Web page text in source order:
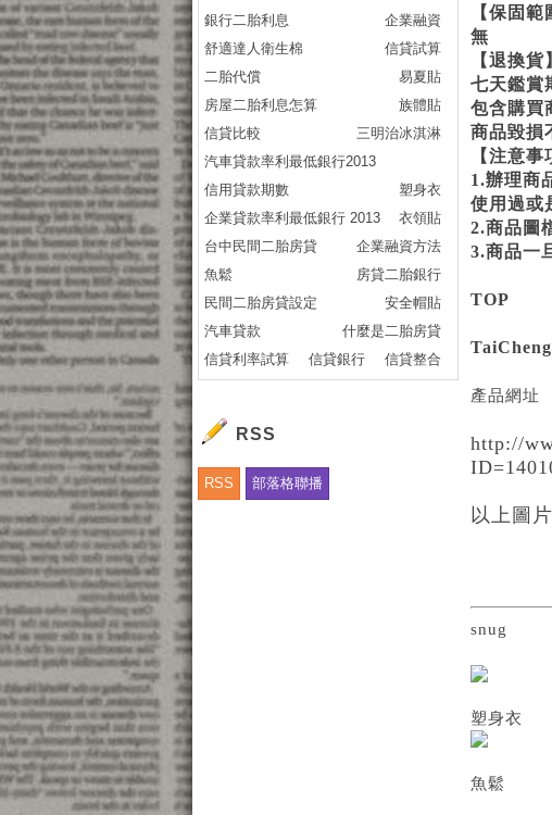
【保固範
無
【退換貨
七天鑑賞
包含購買
商品毀損
【注意事
1.辦理商
使用過或
2.商品圖
3.商品一
TOP
產品網址
http://
以上圖
snug
塑身衣
魚鬆
銀行二胎利息
企業融資
舒適達人衛生棉
信貸試算
二胎代償
易夏貼
房屋二胎利息怎算
族體貼
信貸比較
三明治冰淇淋
汽車貸款率利最低銀行2013
信用貸款期數
塑身衣
企業貸款率利最低銀行 2013
衣領貼
台中民間二胎房貸
企業融資方法
魚鬆
房貸二胎銀行
民間二胎房貸設定
安全帽貼
汽車貸款
什麼是二胎房貸
信貸利率試算
信貸銀行 信貸整合
RSS
RSS 部落格聯播